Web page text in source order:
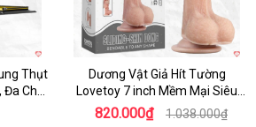
Thụt
Đa Chế
Dương Vật Giả Hít Tường
Lovetoy 7 inch Mềm Mại Siêu
Thật, An Toàn
820.000₫ 1.038.000₫